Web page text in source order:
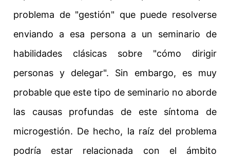
problema de "gestión" que puede resolverse
enviando a esa persona a un seminario de
habilidades clásicas sobre "cómo dirigir
personas y delegar". Sin embargo, es muy
probable que este tipo de seminario no aborde
las causas profundas de este síntoma de
microgestión. De hecho, la raíz del problema
podría estar relacionada con el ámbito